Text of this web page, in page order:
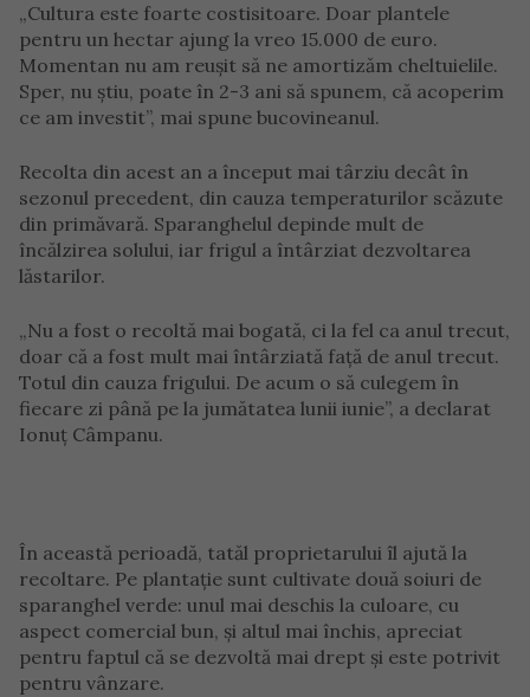
„Cultura este foarte costisitoare. Doar plantele
pentru un hectar ajung la vreo 15.000 de euro.
Momentan nu am reușit să ne amortizăm cheltuielile.
Sper, nu știu, poate în 2-3 ani să spunem, că acoperim
ce am investit”, mai spune bucovineanul.
Recolta din acest an a început mai târziu decât în
sezonul precedent, din cauza temperaturilor scăzute
din primăvară. Sparanghelul depinde mult de
încălzirea solului, iar frigul a întârziat dezvoltarea
lăstarilor.
„Nu a fost o recoltă mai bogată, ci la fel ca anul trecut,
doar că a fost mult mai întârziată față de anul trecut.
Totul din cauza frigului. De acum o să culegem în
fiecare zi până pe la jumătatea lunii iunie”, a declarat
Ionuț Câmpanu.
În această perioadă, tatăl proprietarului îl ajută la
recoltare. Pe plantație sunt cultivate două soiuri de
sparanghel verde: unul mai deschis la culoare, cu
aspect comercial bun, și altul mai închis, apreciat
pentru faptul că se dezvoltă mai drept și este potrivit
pentru vânzare.